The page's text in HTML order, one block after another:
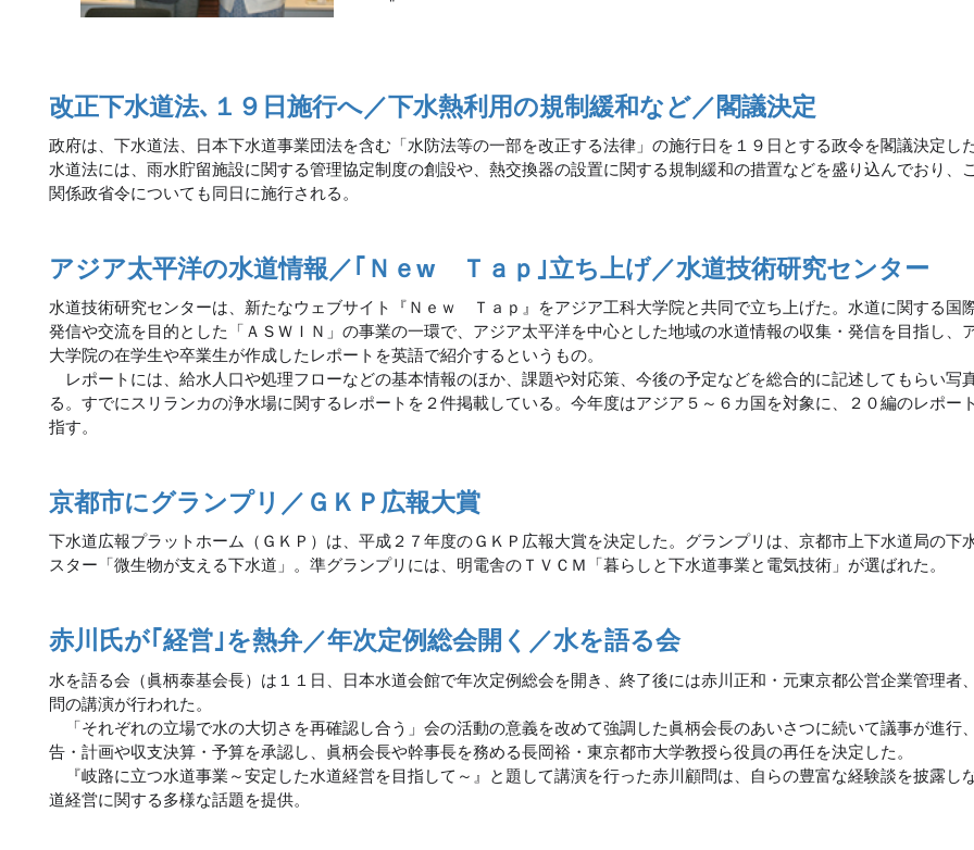
改正下水道法､１９日施行へ／下水熱利用の規制緩和など／閣議決定
政府は、下水道法、日本下水道事業団法を含む「水防法等の一部を改正する法律」の施行日を１９日とする政令を閣議決定し
水道法には、雨水貯留施設に関する管理協定制度の創設や、熱交換器の設置に関する規制緩和の措置などを盛り込んでおり、
関係政省令についても同日に施行される。
アジア太平洋の水道情報／｢Ｎｅw Ｔａｐ｣立ち上げ／水道技術研究センター
水道技術研究センターは、新たなウェブサイト『Ｎｅｗ Ｔａｐ』をアジア工科大学院と共同で立ち上げた。水道に関する国
発信や交流を目的とした「ＡＳＷＩＮ」の事業の一環で、アジア太平洋を中心とした地域の水道情報の収集・発信を目指し、
大学院の在学生や卒業生が作成したレポートを英語で紹介するというもの。
レポートには、給水人口や処理フローなどの基本情報のほか、課題や対応策、今後の予定などを総合的に記述してもらい写
る。すでにスリランカの浄水場に関するレポートを２件掲載している。今年度はアジア５～６カ国を対象に、２０編のレポー
指す。
京都市にグランプリ／ＧＫＰ広報大賞
下水道広報プラットホーム（ＧＫＰ）は、平成２７年度のＧＫＰ広報大賞を決定した。グランプリは、京都市上下水道局の下
スター「微生物が支える下水道」。準グランプリには、明電舎のＴＶＣＭ「暮らしと下水道事業と電気技術」が選ばれた。
赤川氏が｢経営｣を熱弁／年次定例総会開く／水を語る会
水を語る会（眞柄泰基会長）は１１日、日本水道会館で年次定例総会を開き、終了後には赤川正和・元東京都公営企業管理者
問の講演が行われた。
「それぞれの立場で水の大切さを再確認し合う」会の活動の意義を改めて強調した眞柄会長のあいさつに続いて議事が進行
告・計画や収支決算・予算を承認し、眞柄会長や幹事長を務める長岡裕・東京都市大学教授ら役員の再任を決定した。
『岐路に立つ水道事業～安定した水道経営を目指して～』と題して講演を行った赤川顧問は、自らの豊富な経験談を披露し
道経営に関する多様な話題を提供。